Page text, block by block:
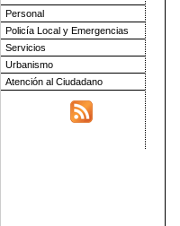
Personal
Policía Local y Emergencias
Servicios
Urbanismo
Atención al Ciudadano